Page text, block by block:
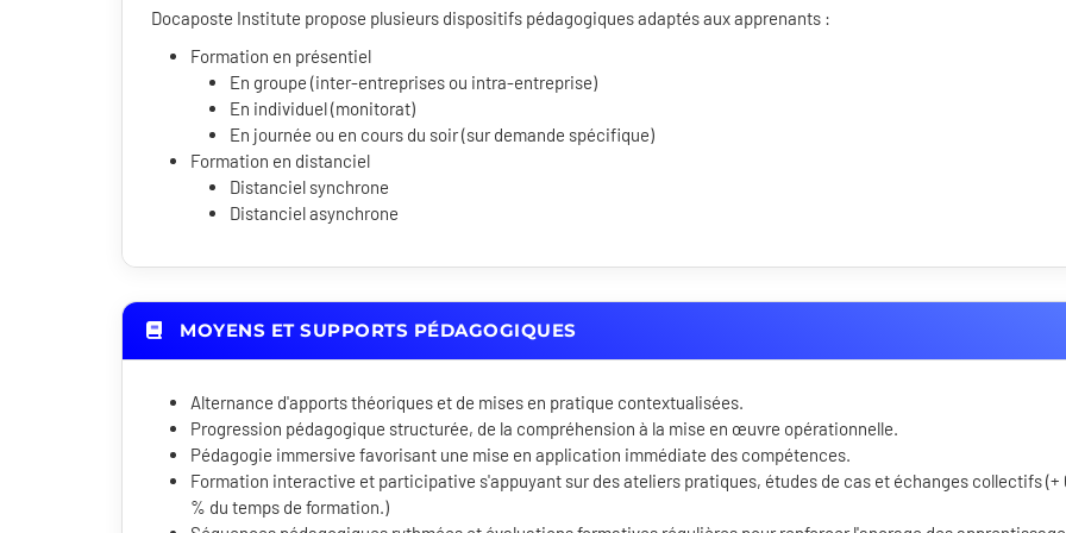
Docaposte Institute propose plusieurs dispositifs pédagogiques adaptés aux apprenants :
Formation en présentiel
En groupe (inter-entreprises ou intra-entreprise)
En individuel (monitorat)
En journée ou en cours du soir (sur demande spécifique)
Formation en distanciel
Distanciel synchrone
Distanciel asynchrone
MOYENS ET SUPPORTS PÉDAGOGIQUES
Alternance d'apports théoriques et de mises en pratique contextualisées.
Progression pédagogique structurée, de la compréhension à la mise en œuvre opérationnelle.
Pédagogie immersive favorisant une mise en application immédiate des compétences.
Formation interactive et participative s'appuyant sur des ateliers pratiques, études de cas et échanges collectifs (+
% du temps de formation.)